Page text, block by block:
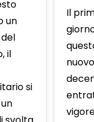
un
il
si
Il
nuovo